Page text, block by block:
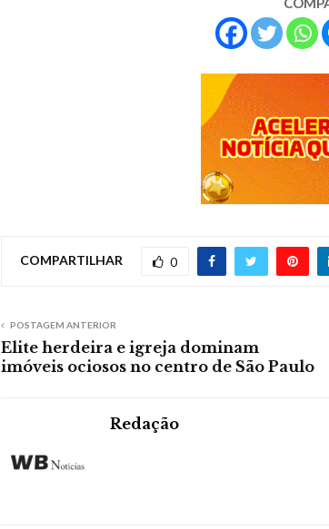
COMPARTILHAR 0
POSTAGEM ANTERIOR
Elite herdeira e igreja dominam
imóveis ociosos no centro de São Paulo
Redação